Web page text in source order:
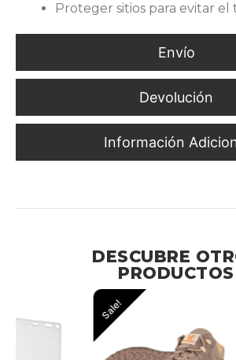
Envío
Devolución
Información
Proteger sitios para evitar el
DESCUBRE
PRODUCTOS